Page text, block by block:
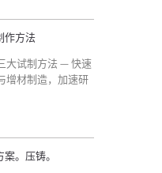
作方法
大试制方法 — 快速
增材制造，加速研
。压铸。